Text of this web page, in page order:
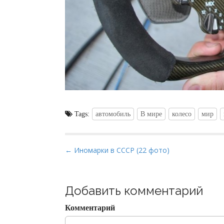
Tags: автомобиль В мире колесо мир
P
t
n
a
← Иномарки в СССР (22 фото)
Добавить комментарий
Комментарий